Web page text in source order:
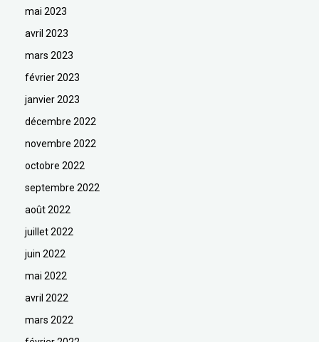
mai 2023
avril 2023
mars 2023
février 2023
janvier 2023
décembre 2022
novembre 2022
octobre 2022
septembre 2022
août 2022
juillet 2022
juin 2022
mai 2022
avril 2022
mars 2022